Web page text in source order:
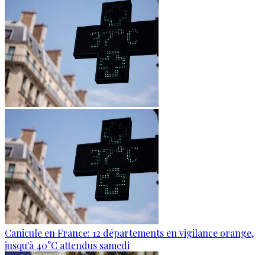
Canicule en France: 12 départements en vigilance orange,
jusqu'à 40°C attendus samedi